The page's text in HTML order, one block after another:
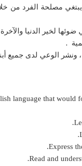
مصلحة الفرد من خلال
لخير الدنيا
.
الوعي لدى جميع